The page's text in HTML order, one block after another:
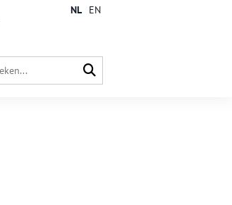
NL EN